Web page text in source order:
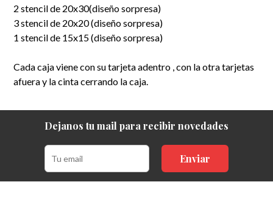
2 stencil de 20x30(diseño sorpresa)
3 stencil de 20x20 (diseño sorpresa)
1 stencil de 15x15 (diseño sorpresa)
Cada caja viene con su tarjeta adentro , con la otra tarjetas
afuera y la cinta cerrando la caja.
Dejanos tu mail para recibir novedades
Enviar